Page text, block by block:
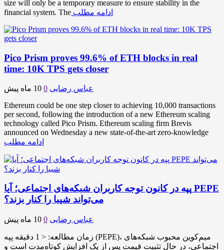
size will only be a temporary measure to ensure stability in the
financial system. The ادامه مطلب
Pico Prism proves 99.6% of ETH blocks in real
time: 10K TPS gets closer
عباس رضایی 0 10 ماه پیش
Ethereum could be one step closer to achieving 10,000 transactions
per second, following the introduction of a new Ethereum scaling
technology called Pico Prism. Ethereum scaling firm Brevis
announced on Wednesday a new state-of-the-art zero-knowledge
ادامه مطلب
پپه در کانون توجه کاربران شبکه‌های اجتماعی؛ آیا PEPE
می‌تواند شیبا را کنار بزند؟
عباس رضایی 0 10 ماه پیش
زمان مطالعه: < 1 دقیقه پپه (PEPE)، میم‌کوین محبوب شبکه‌های
اجتماعی، در حال تثبیت قیمت پس از یک افزایش کوتاه‌مدت است و